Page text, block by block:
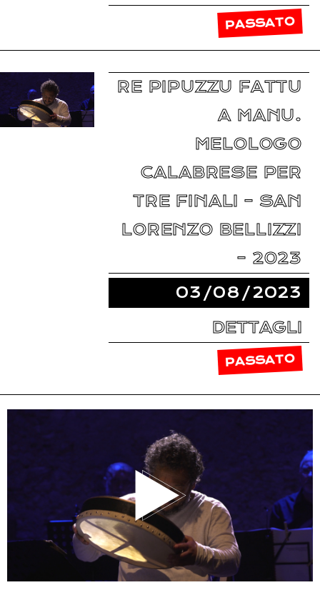
PASSATO
RE PIPUZZU FATTU
A MANU.
MELOLOGO
CALABRESE PER
TRE FINALI – SAN
LORENZO BELLIZZI
– 2023
03/08/2023
DETTAGLI
PASSATO